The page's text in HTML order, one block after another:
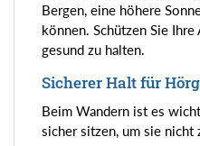
Bergen, eine höhere
können. Schützen Sie
gesund zu halten.
Sicherer Halt für
Beim Wandern ist es
sicher sitzen, um sie nicht